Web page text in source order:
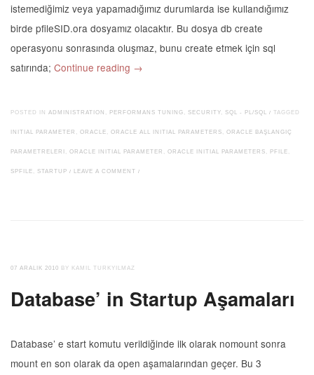
istemediğimiz veya yapamadığımız durumlarda ise kullandığımız
birde pfileSID.ora dosyamız olacaktır. Bu dosya db create
operasyonu sonrasında oluşmaz, bunu create etmek için sql
satırında; Continue reading →
POSTED IN ADMINISTRATION , PERFORMANS TUNING , SECURITY, SQL - PL/SQL / TAGGED
INITIAL PARAMETER , ORACLE , ORACLE ALL INITIAL PARAMETERS , ORACLE BAŞLANGIÇ
PARAMETRELERI , ORACLE INITIAL PARAMETER , ORACLE INITIAL PARAMETERS , PFILE ,
SPFILE , STARTUP / LEAVE A COMMENT /
07 ARALIK 2010 BY KAMIL TURKYILMAZ
Database’ in Startup Aşamaları
Database’ e start komutu verildiğinde ilk olarak nomount sonra
mount en son olarak da open aşamalarından geçer. Bu 3